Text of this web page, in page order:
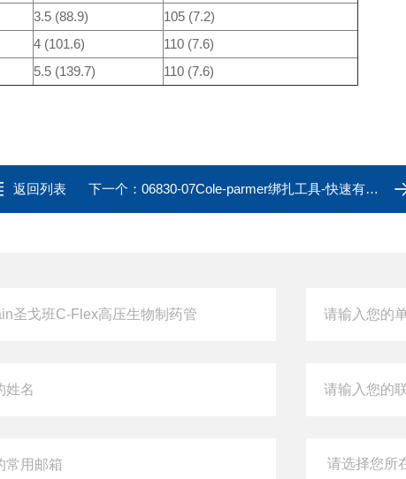
3.5 (88.9)
105 (7.2)
4 (101.6)
110 (7.6)
5.5 (139.7) 110 (7.6)
返回列表 下一个： 06830-07Cole-parmer绑扎工具-快速有效地固定扎带